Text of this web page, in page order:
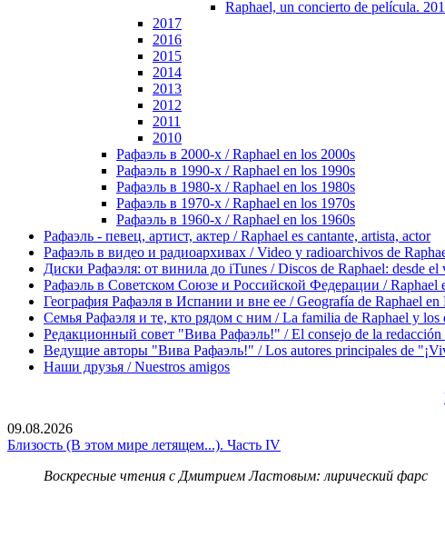
Raphael, un concierto de película.
2017
2016
2015
2014
2013
2012
2011
2010
Рафаэль в 2000-х / Raphael en los 2000s
Рафаэль в 1990-х / Raphael en los 1990s
Рафаэль в 1980-х / Raphael en los 1980s
Рафаэль в 1970-х / Raphael en los 1970s
Рафаэль в 1960-х / Raphael en los 1960s
Рафаэль - певец, артист, актер / Raphael es cantante, artista, actor
Рафаэль в видео и радиоархивах / Video y radioarchivos de
Диски Рафаэля: от винила до iTunes / Discos de Raphael: desde el
Рафаэль в Советском Союзе и Российской Федерации / Raphael
География Рафаэля в Испании и вне ее / Geografía de Raphael en
Семья Рафаэля и те, кто рядом с ним / La familia de Raphael y los
Редакционный совет "Вива Рафаэль!" / El consejo de la
Ведущие авторы "Вива Рафаэль!" / Los autores principales de
Наши друзья / Nuestros amigos
09.08.2026
Близость (В этом мире летящем...). Часть IV
Воскресные чтения с Дмитрием Ластовым: лирический фарс